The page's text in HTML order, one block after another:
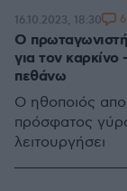
Ο
για τον
πεθάνω
Ο ηθοποιός
πρόσφατος
λειτουργήσει
16.10.2023, 18:30 6